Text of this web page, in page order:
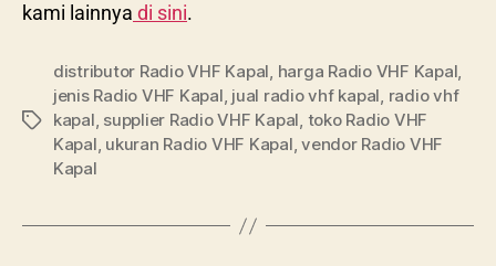
kami lainnya di sini.
distributor Radio VHF Kapal, harga Radio VHF Kapal,
jenis Radio VHF Kapal, jual radio vhf kapal, radio vhf
kapal, supplier Radio VHF Kapal, toko Radio VHF
Kapal, ukuran Radio VHF Kapal,vendor Radio VHF
Kapal